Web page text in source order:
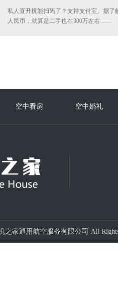
私人直升机能扫码了？支持支付宝。据了
人民币，就算是二手也在300万左右……
空中看房 空中婚礼
之家通用航空服务有限公司 All